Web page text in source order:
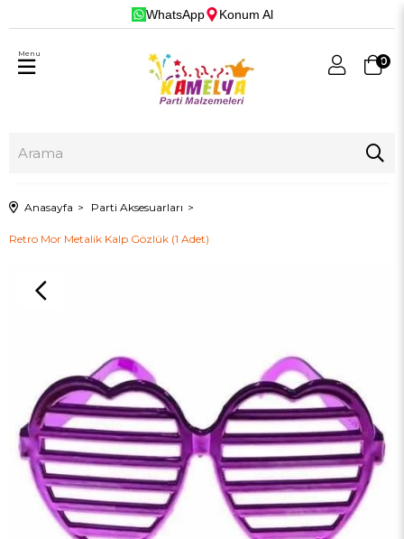
WhatsApp Konum Al
0
Menu
Anasayfa Parti Aksesuarları
Retro Mor Metalik Kalp Gözlük (1 Adet)